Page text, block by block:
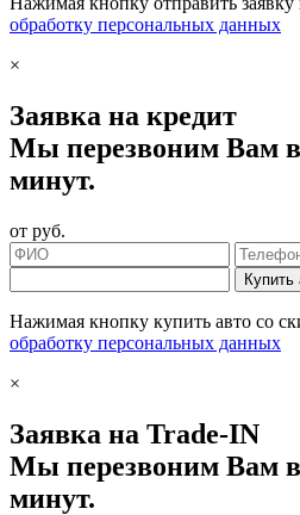
обработку персональных данных
×
Заявка на кредит
Мы перезвоним Вам в
минут.
от руб.
Купить
Нажимая кнопку купить авто со
обработку персональных данных
×
Заявка на Trade-IN
Мы перезвоним Вам в
минут.